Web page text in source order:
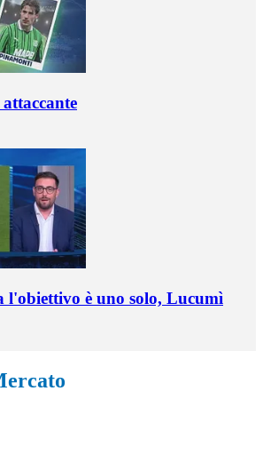
l'obiettivo è uno solo, Lucumì